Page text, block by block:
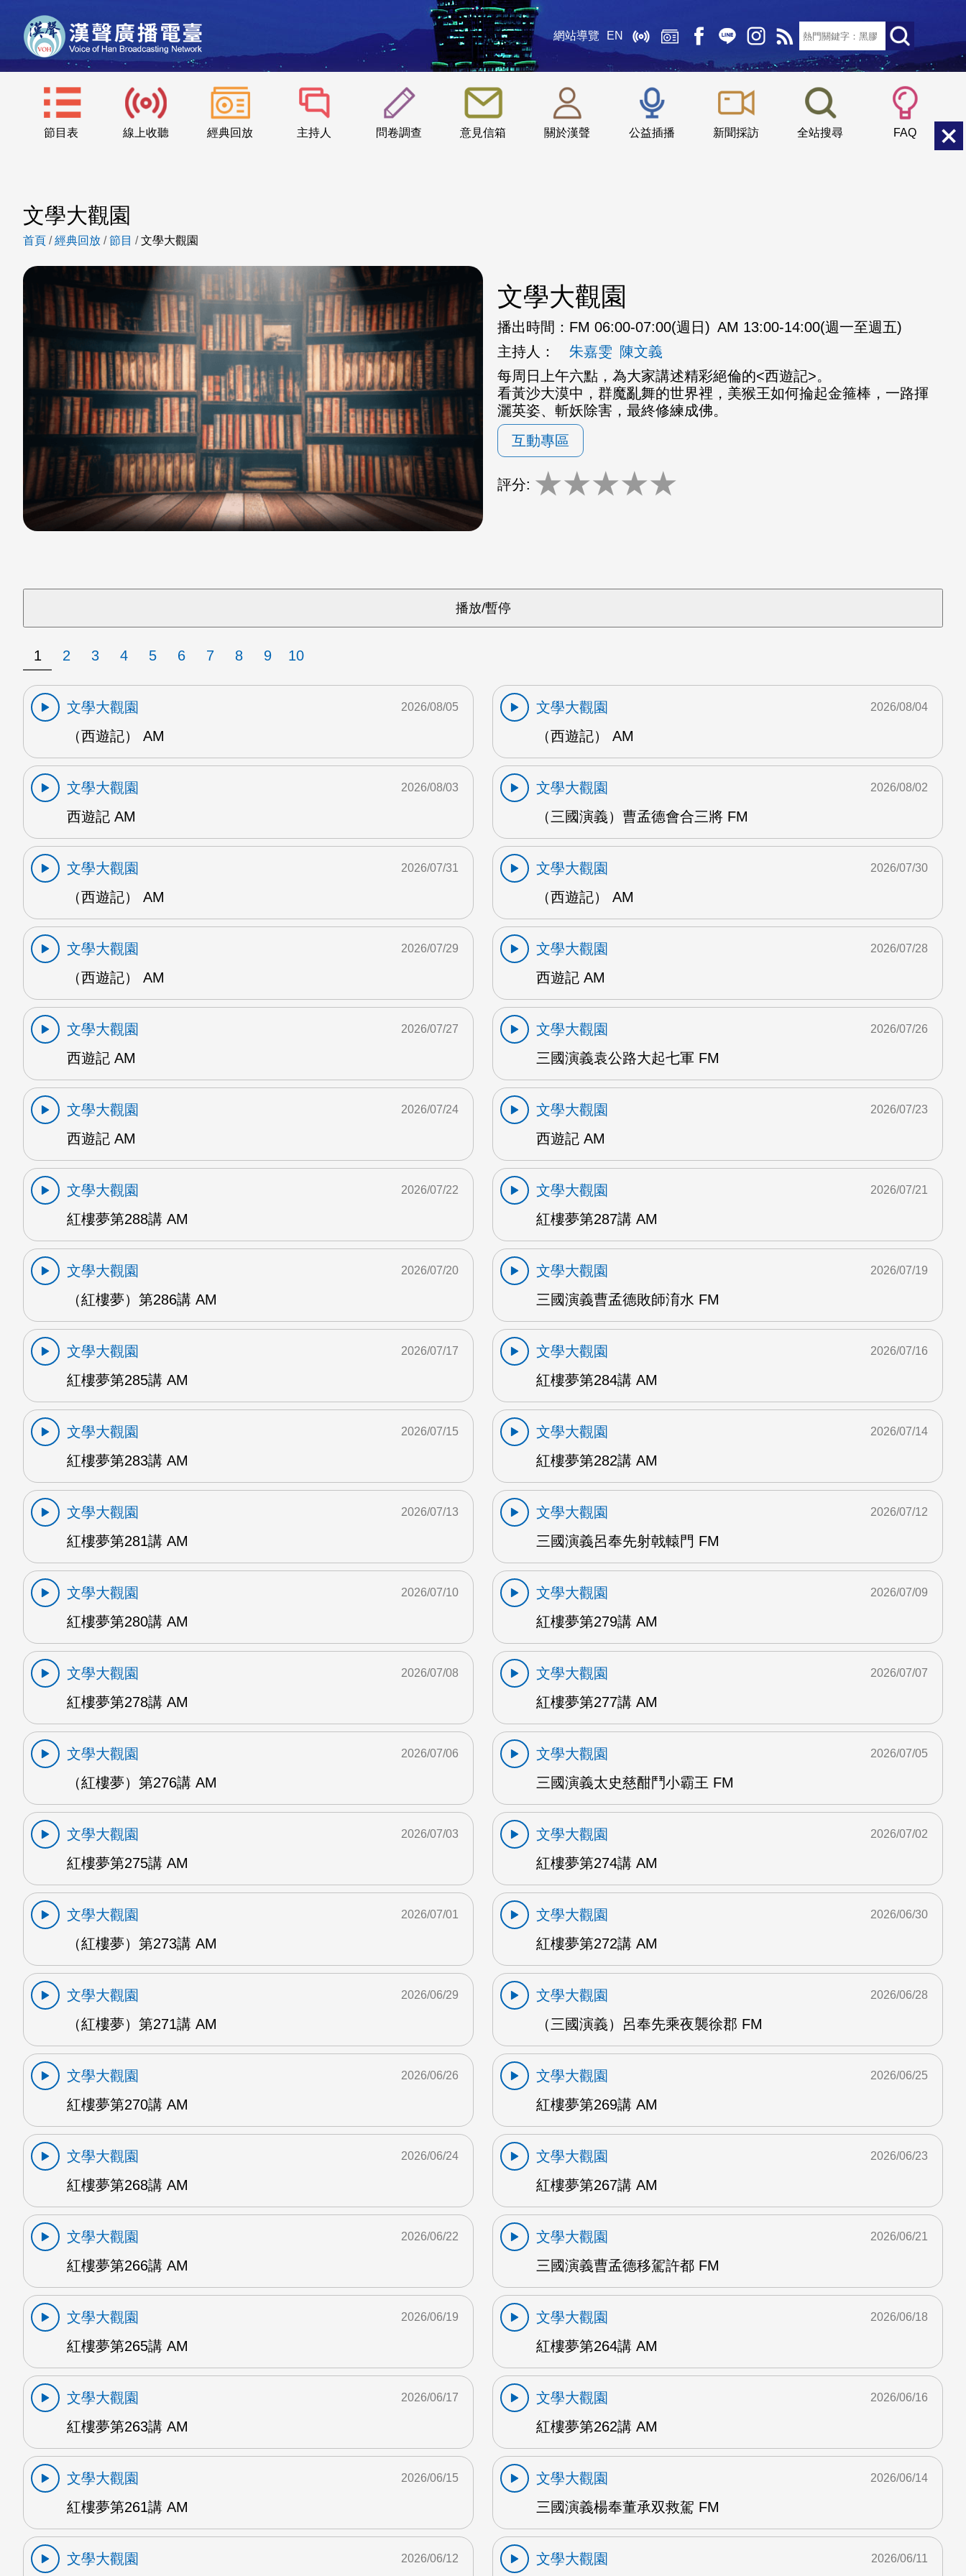
網站導覽 EN
節目表 線上收聽 經典回放 主持人 問卷調查 意見信箱 關於漢聲 公益插播 新聞採訪 全站搜尋 FAQ
::: 小 中
文學大觀園
首頁 /經典回放 /節目 /文學大觀園
文學大觀園
播出時間： FM 06:00-07:00(週日) AM 13:00-14:00(週一至週五)
主持人：
朱嘉雯 陳文義
每周日上午六點，為大家講述精彩絕倫的<西遊記>。
看黃沙大漠中，群魔亂舞的世界裡，美猴王如何掄起金箍棒，一路揮
灑英姿、斬妖除害，最終修練成佛。
互動專區
評分: ★★★★★
1 2 3 4 5 6 7 8 9 10
文學大觀園
（西遊記） AM
2026/08/05
文學大觀園
（西遊記） AM
2026/08/04
文學大觀園
西遊記 AM
2026/08/03
文學大觀園
（三國演義）曹孟德會合三將 FM
2026/08/02
文學大觀園
（西遊記） AM
2026/07/31
文學大觀園
（西遊記） AM
2026/07/30
文學大觀園
（西遊記） AM
2026/07/29
文學大觀園
西遊記 AM
2026/07/28
文學大觀園
西遊記 AM
2026/07/27
文學大觀園
三國演義袁公路大起七軍 FM
2026/07/26
文學大觀園
西遊記 AM
2026/07/24
文學大觀園
西遊記 AM
2026/07/23
文學大觀園
紅樓夢第288講 AM
2026/07/22
文學大觀園
紅樓夢第287講 AM
2026/07/21
文學大觀園
（紅樓夢）第286講 AM
2026/07/20
文學大觀園
三國演義曹孟德敗師淯水 FM
2026/07/19
文學大觀園
紅樓夢第285講 AM
2026/07/17
文學大觀園
紅樓夢第284講 AM
2026/07/16
文學大觀園
紅樓夢第283講 AM
2026/07/15
文學大觀園
紅樓夢第282講 AM
2026/07/14
文學大觀園
紅樓夢第281講 AM
2026/07/13
文學大觀園
三國演義呂奉先射戟轅門 FM
2026/07/12
文學大觀園
紅樓夢第280講 AM
2026/07/10
文學大觀園
紅樓夢第279講 AM
2026/07/09
文學大觀園
紅樓夢第278講 AM
2026/07/08
文學大觀園
紅樓夢第277講 AM
2026/07/07
文學大觀園
（紅樓夢）第276講 AM
2026/07/06
文學大觀園
三國演義太史慈酣鬥小霸王 FM
2026/07/05
文學大觀園
紅樓夢第275講 AM
2026/07/03
文學大觀園
紅樓夢第274講 AM
2026/07/02
文學大觀園
（紅樓夢）第273講 AM
2026/07/01
文學大觀園
紅樓夢第272講 AM
2026/06/30
文學大觀園
（紅樓夢）第271講 AM
2026/06/29
文學大觀園
（三國演義）呂奉先乘夜襲徐郡 FM
2026/06/28
文學大觀園
紅樓夢第270講 AM
2026/06/26
文學大觀園
紅樓夢第269講 AM
2026/06/25
文學大觀園
紅樓夢第268講 AM
2026/06/24
文學大觀園
紅樓夢第267講 AM
2026/06/23
文學大觀園
紅樓夢第266講 AM
2026/06/22
文學大觀園
三國演義曹孟德移駕許都 FM
2026/06/21
文學大觀園
紅樓夢第265講 AM
2026/06/19
文學大觀園
紅樓夢第264講 AM
2026/06/18
文學大觀園
紅樓夢第263講 AM
2026/06/17
文學大觀園
紅樓夢第262講 AM
2026/06/16
文學大觀園
紅樓夢第261講 AM
2026/06/15
文學大觀園
三國演義楊奉董承双救駕 FM
2026/06/14
文學大觀園 2026/06/12 文學大觀園 2026/06/11